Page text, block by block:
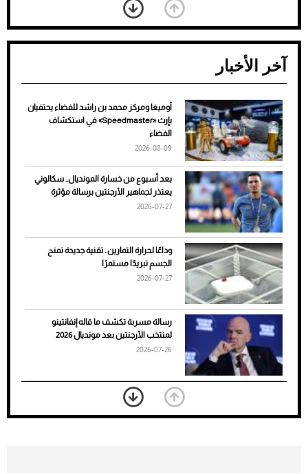
ضعف تبريد مكيف السيارة عند الوقوف.. أشهر
الأسباب والحلول
7 نصائح لاختيار لون البنطلون المناسب للقميص
الأسود
آخر الأخبار
أوميغا ومركز محمد بن راشد للفضاء يحتفيان
بإرث «Speedmaster» في استكشاف
الفضاء
2026-08-09
بعد أسبوع من خسارة المونديال.. سكالوني
يعتذر لجماهير الأرجنتين برسالة مؤثرة
2026-07-27
وداعًا لحرارة التمارين.. تقنية جديدة تمنح
الجسم تبريدًا مستمرًا
2026-07-27
رسالة مسربة تكشف ما قاله إنفانتينو
لمنتخب الأرجنتين بعد مونديال 2026
2026-07-26
«الجوازات» تكشف طريقة استخراج رقم
الحدود للزائر عبر أبشر